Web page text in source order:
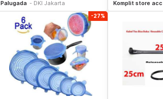
Palugada DKI Jakarta Komplit store acc
-27%